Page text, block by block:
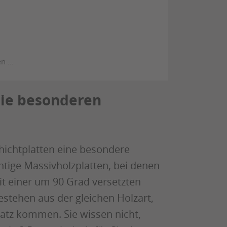
besonderen
eine besondere
Massivholzplatten, bei denen
einer um 90 Grad versetzten
aus der gleichen Holzart,
kommen. Sie wissen nicht,